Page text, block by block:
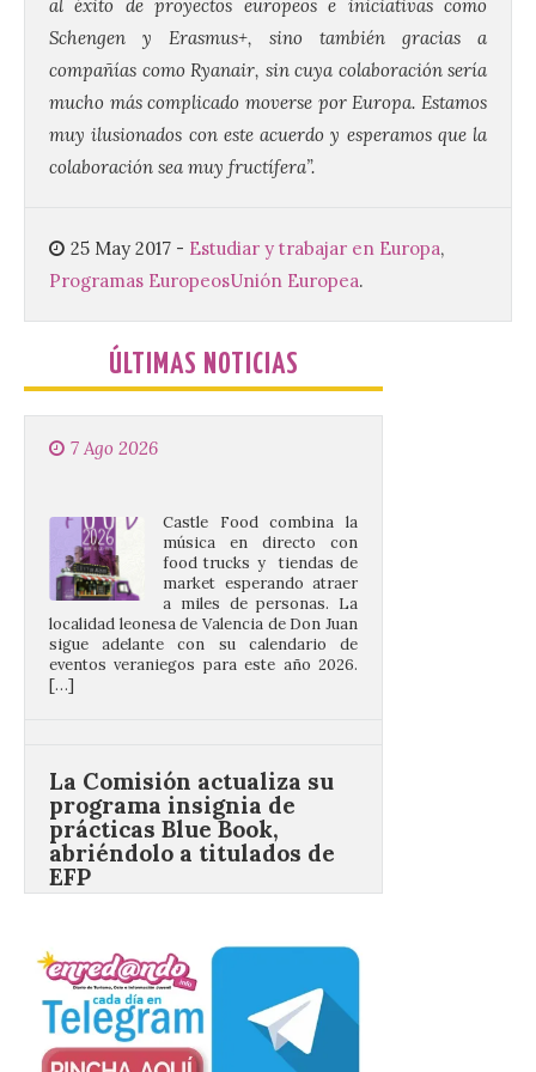
al éxito de proyectos europeos e iniciativas como
Schengen y Erasmus+, sino también gracias a
compañías como Ryanair, sin cuya colaboración sería
mucho más complicado moverse por Europa. Estamos
muy ilusionados con este acuerdo y esperamos que la
colaboración sea muy fructífera”.
25 May 2017 - Estudiar y trabajar en Europa,
Programas EuropeosUnión Europea.
ÚLTIMAS NOTICIAS
Conferencia de Victorina
Alonso, sobre la
peregrinación femenina.
Presentación del Libro
“Va de Monjas”, de José
Fernando Cornejo. Apertura de una doble
exposición de fotografía. Este viernes, 7
de agosto, a las 20,00 horas, en el
auditorio de Benavides de […]
Food trucks y música en
Valencia de Don Juan en
una nueva edición de
Castle Food 2026
7 Ago 2026
market esperando atraer
a miles de personas. La
localidad leonesa de Valencia de Don Juan
sigue adelante con su calendario de
eventos veraniegos para este año 2026.
[…]
abriéndolo a titulados de
EFP
6 Ago 2026
abiertas del 22 de julio al 4
de septiembre de 2026.
Bruselas, 6 de agosto de
2026.- La Comisión
Europea ha actualizado las normas de su
programa de prácticas, estableciendo un
marco único modernizado que hace que el